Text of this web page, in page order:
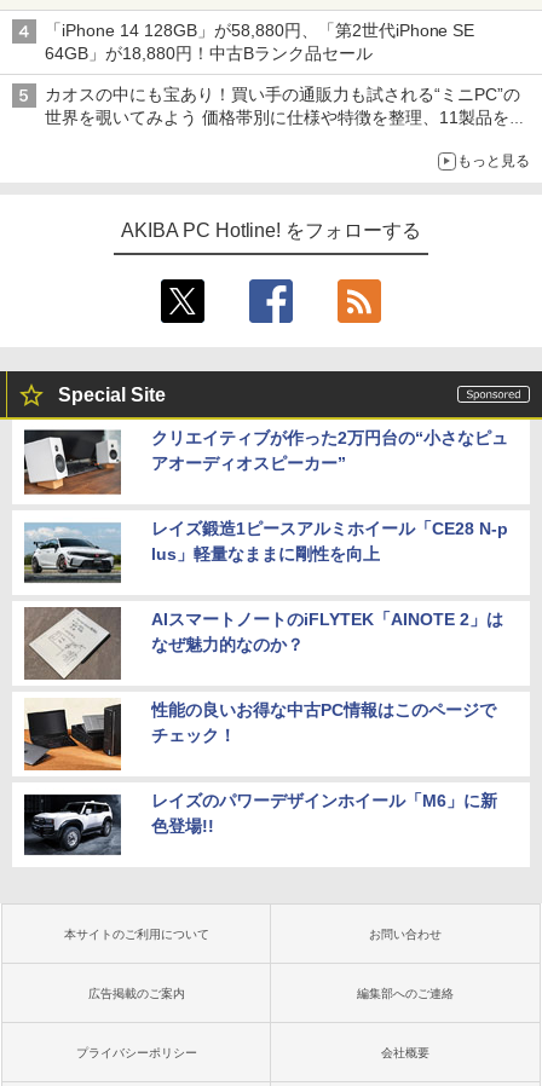
型モニターが9,801円、暑さ指数連動セール ほか
「iPhone 14 128GB」が58,880円、「第2世代iPhone SE
64GB」が18,880円！中古Bランク品セール
カオスの中にも宝あり！買い手の通販力も試される“ミニPC”の
世界を覗いてみよう 価格帯別に仕様や特徴を整理、11製品をピ
もっと見る
AKIBA PC Hotline! をフォローする
Special Site
クリエイティブが作った2万円台の“小さなピュ
アオーディオスピーカー”
レイズ鍛造1ピースアルミホイール「CE28 N-p
lus」軽量なままに剛性を向上
AIスマートノートのiFLYTEK「AINOTE 2」は
なぜ魅力的なのか？
性能の良いお得な中古PC情報はこのページで
チェック！
レイズのパワーデザインホイール「M6」に新
色登場!!
本サイトのご利用について お問い合わせ
広告掲載のご案内 編集部へのご連絡
プライバシーポリシー 会社概要